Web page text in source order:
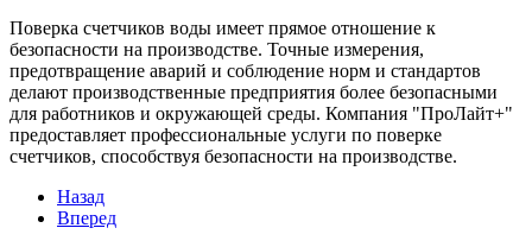
Поверка счетчиков воды имеет прямое отношение к
безопасности на производстве. Точные измерения,
предотвращение аварий и соблюдение норм и стандартов
делают производственные предприятия более безопасными
для работников и окружающей среды. Компания "ПроЛайт+"
предоставляет профессиональные услуги по поверке
счетчиков, способствуя безопасности на производстве.
Назад
Вперед